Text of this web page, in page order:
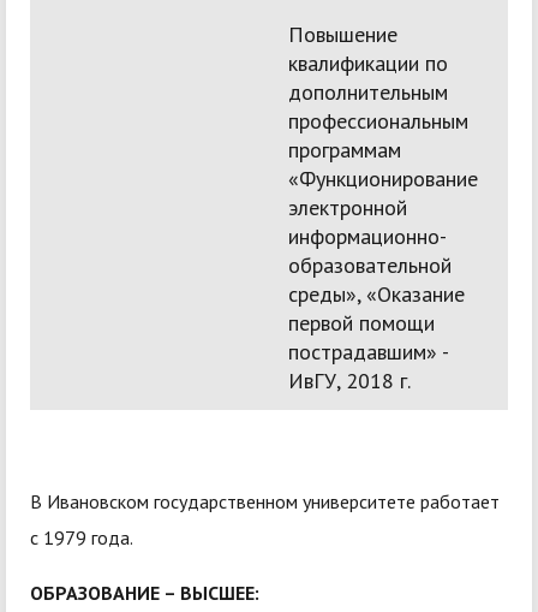
Повышение
квалификации по
дополнительным
профессиональным
программам
«Функционирование
электронной
информационно-
образовательной
среды», «Оказание
первой помощи
пострадавшим» -
ИвГУ, 2018 г.
В Ивановском государственном университете работает
с 1979 года.
ОБРАЗОВАНИЕ – ВЫСШЕЕ: